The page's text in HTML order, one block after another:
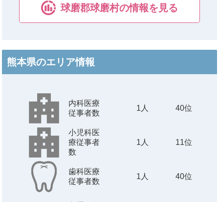
球磨郡球磨村の情報を見る
熊本県のエリア情報
内科医療
従事者数
1 人 40位
小児科医
療従事者
数
1 人 11位
歯科医療
従事者数
1 人 40位